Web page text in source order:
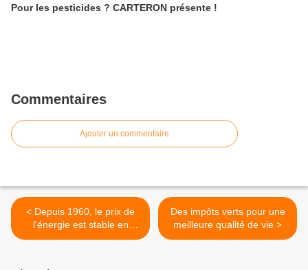
Pour les pesticides ? CARTERON présente !
Commentaires
Ajouter un commentaire
< Depuis 1960, le prix de
l'énergie est stable en
euros constants
Des impôts verts pour une
meilleure qualité de vie >